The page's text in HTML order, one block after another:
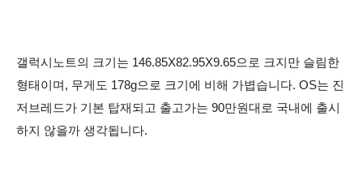
갤럭시노트의 크기는 146.85X82.95X9.65으로 크지만 슬림한
형태이며, 무게도 178g으로 크기에 비해 가볍습니다. OS는 진
저브레드가 기본 탑재되고 출고가는 90만원대로 국내에 출시
하지 않을까 생각됩니다.